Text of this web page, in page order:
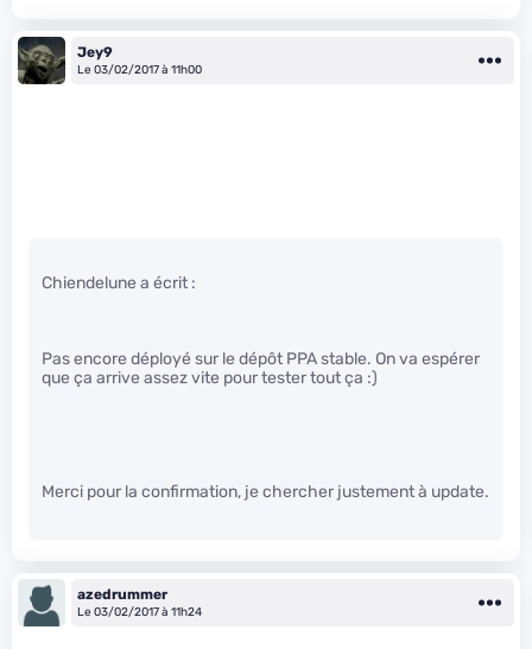
Jey9
Le 03/02/2017 à 11h00
Chiendelune a écrit :
Pas encore déployé sur le dépôt PPA stable. On va espérer
que ça arrive assez vite pour tester tout ça :)
Merci pour la confirmation, je chercher justement à update.
azedrummer
Le 03/02/2017 à 11h24